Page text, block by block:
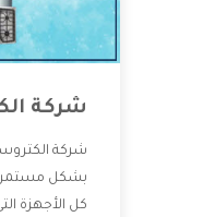
شركة
شركة
بشكل مستمر
كل الأجهزة